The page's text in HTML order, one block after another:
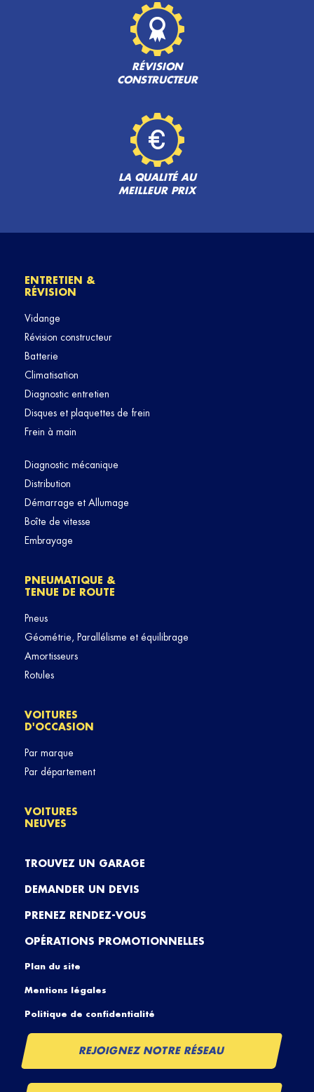
RÉVISION
CONSTRUCTEUR
LA QUALITÉ AU
MEILLEUR PRIX
ENTRETIEN &
RÉVISION
Vidange
Révision constructeur
Batterie
Climatisation
Diagnostic entretien
Disques et plaquettes de frein
Frein à main
Diagnostic mécanique
Distribution
Démarrage et Allumage
Boîte de vitesse
Embrayage
PNEUMATIQUE &
TENUE DE ROUTE
Pneus
Géométrie, Parallélisme et équilibrage
Amortisseurs
Rotules
VOITURES
D'OCCASION
Par marque
Par département
VOITURES
NEUVES
TROUVEZ UN GARAGE
DEMANDER UN DEVIS
PRENEZ RENDEZ-VOUS
OPÉRATIONS PROMOTIONNELLES
Plan du site
Mentions légales
Politique de confidentialité
REJOIGNEZ NOTRE RÉSEAU